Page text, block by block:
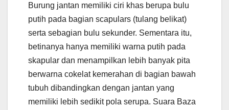
Burung jantan memiliki ciri khas berupa bulu
putih pada bagian scapulars (tulang belikat)
serta sebagian bulu sekunder. Sementara itu,
betinanya hanya memiliki warna putih pada
skapular dan menampilkan lebih banyak pita
berwarna cokelat kemerahan di bagian bawah
tubuh dibandingkan dengan jantan yang
memiliki lebih sedikit pola serupa. Suara Baza